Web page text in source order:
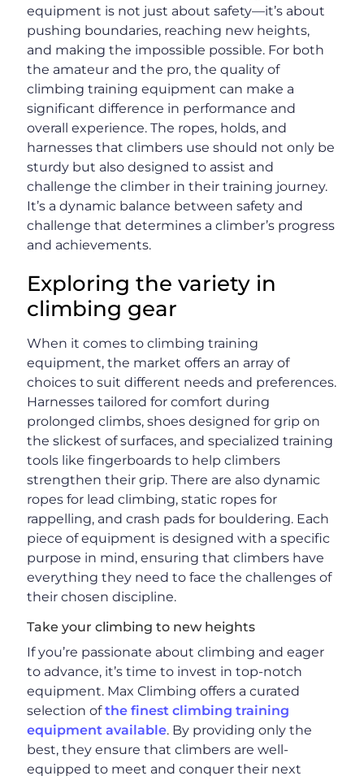
equipment is not just about safety—it’s about
pushing boundaries, reaching new heights,
and making the impossible possible. For both
the amateur and the pro, the quality of
climbing training equipment can make a
significant difference in performance and
overall experience. The ropes, holds, and
harnesses that climbers use should not only be
sturdy but also designed to assist and
challenge the climber in their training journey.
It’s a dynamic balance between safety and
challenge that determines a climber’s progress
and achievements.
Exploring the variety in
climbing gear
When it comes to climbing training
equipment, the market offers an array of
choices to suit different needs and preferences.
Harnesses tailored for comfort during
prolonged climbs, shoes designed for grip on
the slickest of surfaces, and specialized training
tools like fingerboards to help climbers
strengthen their grip. There are also dynamic
ropes for lead climbing, static ropes for
rappelling, and crash pads for bouldering. Each
piece of equipment is designed with a specific
purpose in mind, ensuring that climbers have
everything they need to face the challenges of
their chosen discipline.
Take your climbing to new heights
If you’re passionate about climbing and eager
to advance, it’s time to invest in top-notch
equipment. Max Climbing offers a curated
selection ofthe finest climbing training
equipment available. By providing only the
best, they ensure that climbers are well-
equipped to meet and conquer their next